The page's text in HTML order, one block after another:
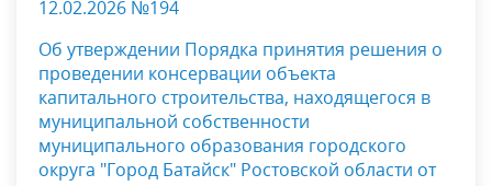
12.02.2026 №194
Об утверждении Порядка принятия решения о
проведении консервации объекта
капитального строительства, находящегося в
муниципальной собственности
муниципального образования городского
округа "Город Батайск" Ростовской области от